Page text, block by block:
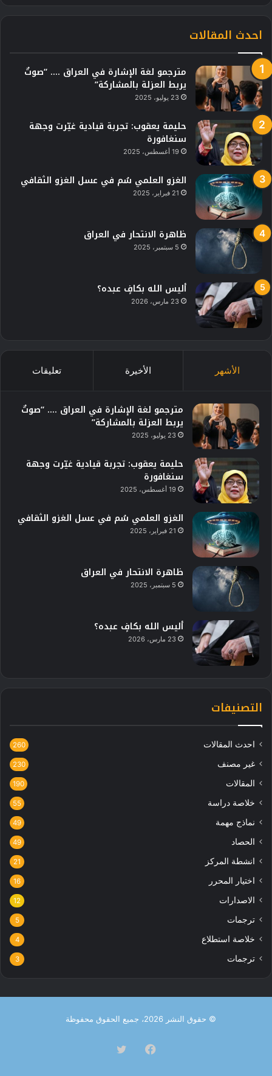
احدث المقالات
مترجمو لغة الإشارة في العراق …. “صوتٌ
يربط العزلة بالمشاركة”
23 يوليو، 2025
حليمة يعقوب: تجربة قيادية غيّرت وجهة
سنغافورة
19 أغسطس، 2025
الغزو العلمي سُم في عسل الغزو الثقافي
21 فبراير، 2025
ظاهرة الانتحار في العراق
5 سبتمبر، 2025
أليس الله بكافٍ عبده؟
23 مارس، 2026
الأشهر الأخيرة تعليقات
مترجمو لغة الإشارة في العراق …. “صوتٌ
يربط العزلة بالمشاركة”
23 يوليو، 2025
حليمة يعقوب: تجربة قيادية غيّرت وجهة
سنغافورة
19 أغسطس، 2025
الغزو العلمي سُم في عسل الغزو الثقافي
21 فبراير، 2025
ظاهرة الانتحار في العراق
5 سبتمبر، 2025
أليس الله بكافٍ عبده؟
23 مارس، 2026
التصنيفات
احدث المقالات 260
غير مصنف 230
المقالات 190
خلاصة دراسة 55
نماذج مهمة 49
الحصاد 49
انشطة المركز 21
اختيار المحرر 16
الاصدارات 12
ترجمات 5
خلاصة استطلاع 4
ترجمات 3
© حقوق النشر 2026، جميع الحقوق محفوظة
فيسبوك